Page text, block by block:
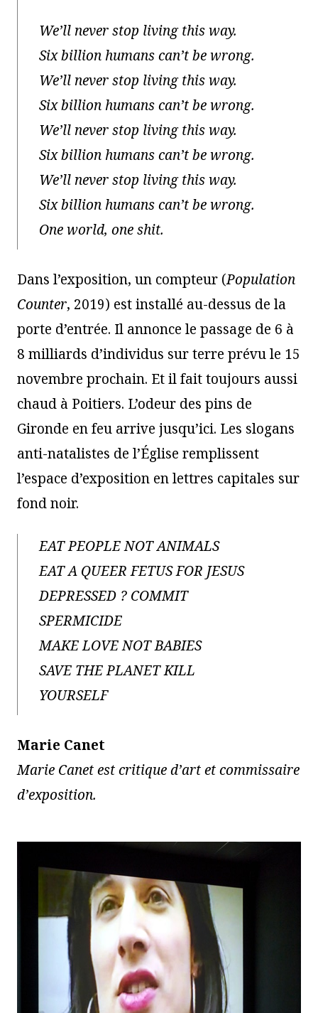
We’ll never stop living this way.
Six billion humans can’t be wrong.
We’ll never stop living this way.
Six billion humans can’t be wrong.
We’ll never stop living this way.
Six billion humans can’t be wrong.
We’ll never stop living this way.
Six billion humans can’t be wrong.
One world, one shit.
Dans l’exposition, un compteur (Population
Counter, 2019) est installé au-dessus de la
porte d’entrée. Il annonce le passage de 6 à
8 milliards d’individus sur terre prévu le 15
novembre prochain. Et il fait toujours aussi
chaud à Poitiers. L’odeur des pins de
Gironde en feu arrive jusqu’ici. Les slogans
anti-natalistes de l’Église remplissent
l’espace d’exposition en lettres capitales sur
fond noir.
EAT PEOPLE NOT ANIMALS
EAT A QUEER FETUS FOR JESUS
DEPRESSED ? COMMIT
SPERMICIDE
MAKE LOVE NOT BABIES
SAVE THE PLANET KILL
YOURSELF
Marie Canet
Marie Canet est critique d’art et commissaire
d’exposition.